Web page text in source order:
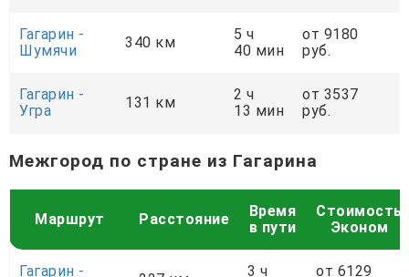
Гагарин -
Шумячи
340 км
5 ч
40 мин
от 9180
руб.
Гагарин -
Угра
131 км
2 ч
13 мин
от 3537
руб.
Межгород по стране из Гагарина
Маршрут Расстояние
Время
в пути
Стоимость
Эконом
Гагарин - 3 ч от 6129